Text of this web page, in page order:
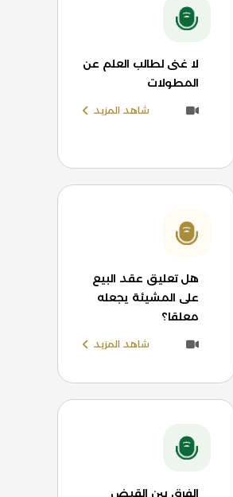
لا غنى لطالب العلم عن
المطولات
شاهد المزيد
هل تعليق عقد البيع
على المشيئة يجعله
معلقا؟
شاهد المزيد
الفرق بين القبض